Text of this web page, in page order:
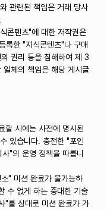
관련된 책임은 거래 당사
콘텐츠"에 대한 저작권은
록한 "지식콘텐츠"나 구매
권리 등을 침해하여 제 3
일체의 책임은 해당 게시글
할 시에는 사전에 명시된
있습니다. 충전한 "포인
"의 운영 정책을 따릅니
" 미션 완료가 불가능하
수 없게 하는 중대한 기술
"를 상대로 미션 완료가 가